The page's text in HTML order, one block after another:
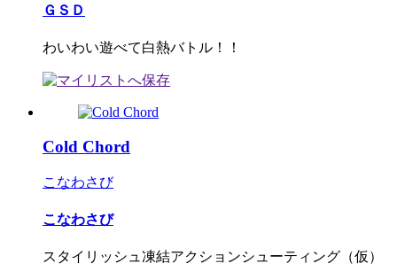
ＧＳＤ
わいわい遊べて白熱バトル！！
Cold Chord
こなわさび
こなわさび
スタイリッシュ凍結アクションシューティング（仮）